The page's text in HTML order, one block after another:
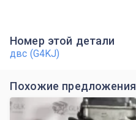
Номер этой детали
двс (G4KJ)
Похожие предложения